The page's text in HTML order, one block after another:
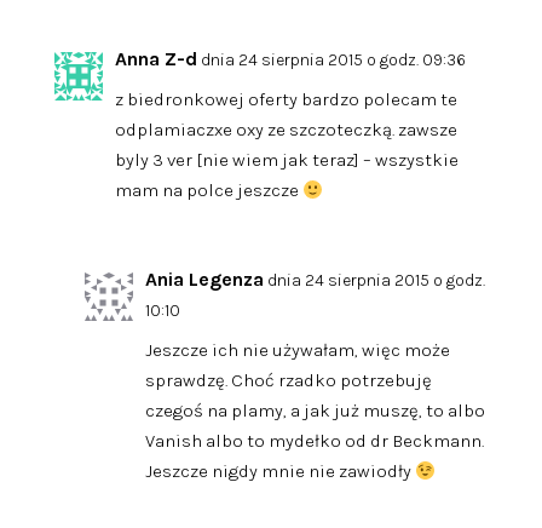
Anna Z-d dnia 24 sierpnia 2015 o godz. 09:36
z biedronkowej oferty bardzo polecam te
odplamiaczxe oxy ze szczoteczką. zawsze
byly 3 ver [nie wiem jak teraz] – wszystkie
mam na polce jeszcze
Ania Legenza dnia 24 sierpnia 2015 o godz.
10:10
Jeszcze ich nie używałam, więc może
sprawdzę. Choć rzadko potrzebuję
czegoś na plamy, a jak już muszę, to albo
Vanish albo to mydełko od dr Beckmann.
Jeszcze nigdy mnie nie zawiodły